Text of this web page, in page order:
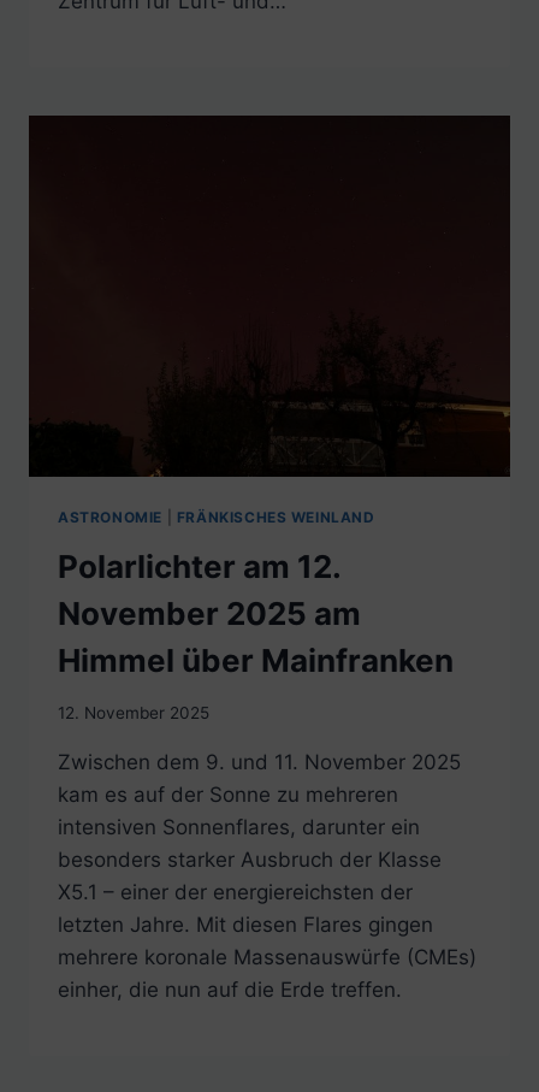
ASTRONOMIE FRÄNKISCHES WEINLAND
Polarlichter am 12.
November 2025 am
Himmel über Mainfranken
12. November 2025
Zwischen dem 9. und 11. November 2025
kam es auf der Sonne zu mehreren
intensiven Sonnenflares, darunter ein
besonders starker Ausbruch der Klasse
X5.1 – einer der energiereichsten der
letzten Jahre. Mit diesen Flares gingen
mehrere koronale Massenauswürfe (CMEs)
einher, die nun auf die Erde treffen.